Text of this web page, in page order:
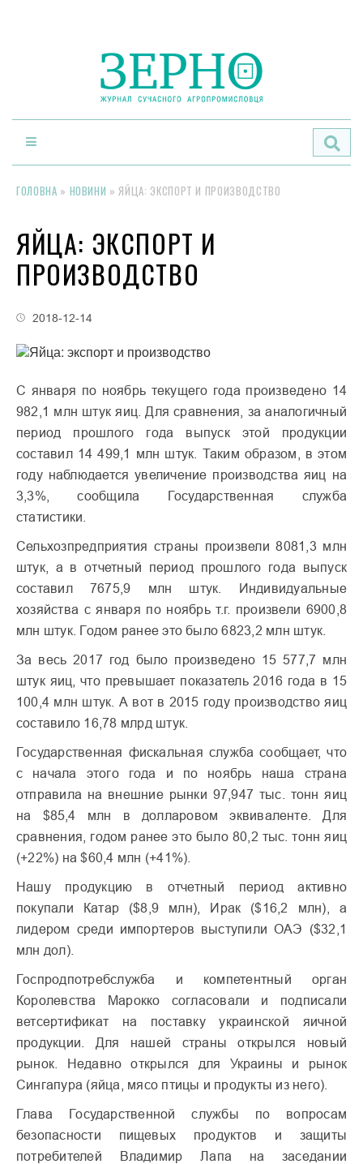
ГОЛОВНА » НОВИНИ »ЯЙЦА: ЭКСПОРТ И ПРОИЗВОДСТВО
ЯЙЦА: ЭКСПОРТ И
ПРОИЗВОДСТВО
2018-12-14
С января по ноябрь текущего года произведено 14
982,1 млн штук яиц. Для сравнения, за аналогичный
период прошлого года выпуск этой продукции
составил 14 499,1 млн штук. Таким образом, в этом
году наблюдается увеличение производства яиц на
3,3%, сообщила Государственная служба
статистики.
Сельхозпредприятия страны произвели 8081,3 млн
штук, а в отчетный период прошлого года выпуск
составил 7675,9 млн штук. Индивидуальные
хозяйства с января по ноябрь т.г. произвели 6900,8
млн штук. Годом ранее это было 6823,2 млн штук.
За весь 2017 год было произведено 15 577,7 млн
штук яиц, что превышает показатель 2016 года в 15
100,4 млн штук. А вот в 2015 году производство яиц
составило 16,78 млрд штук.
Государственная фискальная служба сообщает, что
с начала этого года и по ноябрь наша страна
отправила на внешние рынки 97,947 тыс. тонн яиц
на $85,4 млн в долларовом эквиваленте. Для
сравнения, годом ранее это было 80,2 тыс. тонн яиц
(+22%) на $60,4 млн (+41%).
Нашу продукцию в отчетный период активно
покупали Катар ($8,9 млн), Ирак ($16,2 млн), а
лидером среди импортеров выступили ОАЭ ($32,1
млн дол).
Госпродпотребслужба и компетентный орган
Королевства Марокко согласовали и подписали
ветсертификат на поставку украинской яичной
продукции. Для нашей страны открылся новый
рынок. Недавно открылся для Украины и рынок
Сингапура (яйца, мясо птицы и продукты из него).
Глава Государственной службы по вопросам
безопасности пищевых продуктов и защиты
потребителей Владимир Лапа на заседании